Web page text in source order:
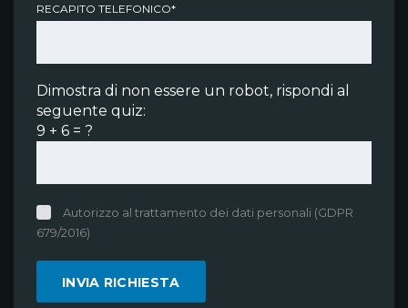
RECAPITO TELEFONICO*
Dimostra di non essere un robot, rispondi al
seguente quiz:
9 + 6 = ?
Autorizzo al trattamento dei dati personali (GDPR
679/2016)